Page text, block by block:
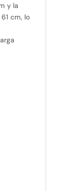
y la
cm, lo